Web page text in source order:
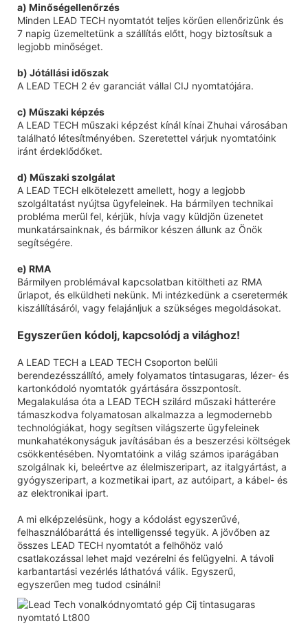
a) Minőségellenőrzés
Minden LEAD TECH nyomtatót teljes körűen ellenőrizünk és
7 napig üzemeltetünk a szállítás előtt, hogy biztosítsuk a
legjobb minőséget.
b) Jótállási időszak
A LEAD TECH 2 év garanciát vállal CIJ nyomtatójára.
c) Műszaki képzés
A LEAD TECH műszaki képzést kínál kínai Zhuhai városában
található létesítményében. Szeretettel várjuk nyomtatóink
iránt érdeklődőket.
d) Műszaki szolgálat
A LEAD TECH elkötelezett amellett, hogy a legjobb
szolgáltatást nyújtsa ügyfeleinek. Ha bármilyen technikai
probléma merül fel, kérjük, hívja vagy küldjön üzenetet
munkatársainknak, és bármikor készen állunk az Önök
segítségére.
e) RMA
Bármilyen problémával kapcsolatban kitöltheti az RMA
űrlapot, és elküldheti nekünk. Mi intézkedünk a cseretermék
kiszállításáról, vagy felajánljuk a szükséges megoldásokat.
Egyszerűen kódolj, kapcsolódj a világhoz!
A LEAD TECH a LEAD TECH Csoporton belüli
berendezésszállító, amely folyamatos tintasugaras, lézer- és
kartonkódoló nyomtatók gyártására összpontosít.
Megalakulása óta a LEAD TECH szilárd műszaki hátterére
támaszkodva folyamatosan alkalmazza a legmodernebb
technológiákat, hogy segítsen világszerte ügyfeleinek
munkahatékonyságuk javításában és a beszerzési költségek
csökkentésében. Nyomtatóink a világ számos iparágában
szolgálnak ki, beleértve az élelmiszeripart, az italgyártást, a
gyógyszeripart, a kozmetikai ipart, az autóipart, a kábel- és
az elektronikai ipart.
A mi elképzelésünk, hogy a kódolást egyszerűvé,
felhasználóbaráttá és intelligenssé tegyük. A jövőben az
összes LEAD TECH nyomtatót a felhőhöz való
csatlakozással lehet majd vezérelni és felügyelni. A távoli
karbantartási vezérlés láthatóvá válik. Egyszerű,
egyszerűen meg tudod csinálni!